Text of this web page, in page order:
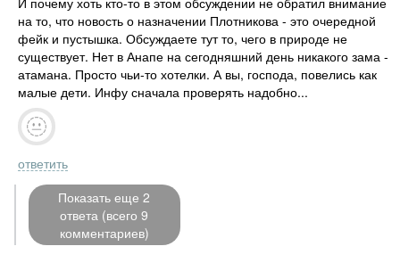
на то, что новость о назначении Плотникова - это очередной
фейк и пустышка. Обсуждаете тут то, чего в природе не
существует. Нет в Анапе на сегодняшний день никакого зама -
атамана. Просто чьи-то хотелки. А вы, господа, повелись как
малые дети. Инфу сначала проверять надобно...
ответить
Показать еще 2
ответа (всего 9
комментариев)